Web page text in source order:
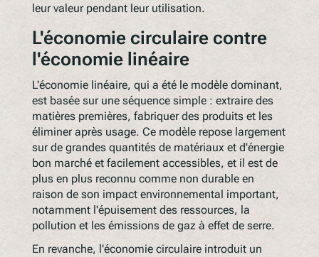
leur valeur pendant leur utilisation.
L'économie circulaire contre
l'économie linéaire
L'économie linéaire, qui a été le modèle dominant,
est basée sur une séquence simple : extraire des
matières premières, fabriquer des produits et les
éliminer après usage. Ce modèle repose largement
sur de grandes quantités de matériaux et d'énergie
bon marché et facilement accessibles, et il est de
plus en plus reconnu comme non durable en
raison de son impact environnemental important,
notamment l'épuisement des ressources, la
pollution et les émissions de gaz à effet de serre.
En revanche, l'économie circulaire introduit un